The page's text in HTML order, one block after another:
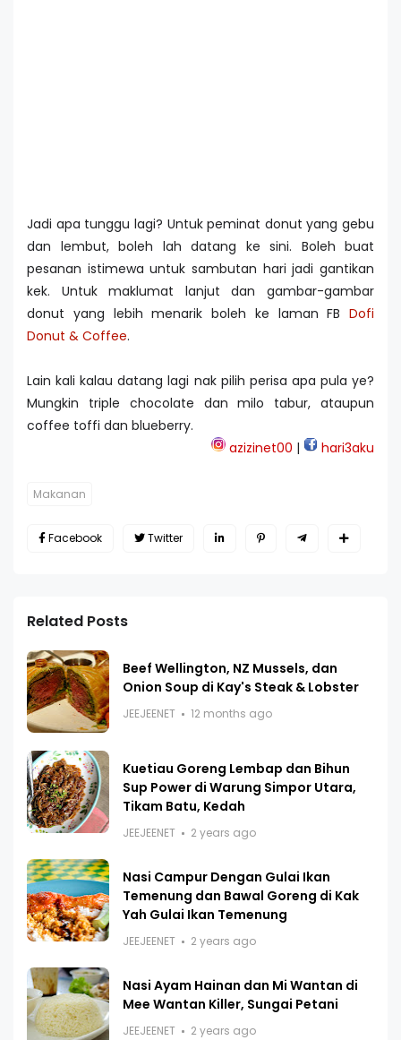
Jadi apa tunggu lagi? Untuk peminat donut yang gebu
dan lembut, boleh lah datang ke sini. Boleh buat
pesanan istimewa untuk sambutan hari jadi gantikan
kek. Untuk maklumat lanjut dan gambar-gambar
donut yang lebih menarik boleh ke laman FB Dofi
Donut & Coffee.
Lain kali kalau datang lagi nak pilih perisa apa pula ye?
Mungkin triple chocolate dan milo tabur, ataupun
coffee toffi dan blueberry.
azizinet00 | hari3aku
Makanan
Facebook Twitter
Related Posts
Beef Wellington, NZ Mussels, dan
Onion Soup di Kay's Steak & Lobster
JEEJEENET 12 months ago
Kuetiau Goreng Lembap dan Bihun
Sup Power di Warung Simpor Utara,
Tikam Batu, Kedah
JEEJEENET 2 years ago
Nasi Campur Dengan Gulai Ikan
Temenung dan Bawal Goreng di Kak
Yah Gulai Ikan Temenung
JEEJEENET 2 years ago
Nasi Ayam Hainan dan Mi Wantan di
Mee Wantan Killer, Sungai Petani
JEEJEENET 2 years ago